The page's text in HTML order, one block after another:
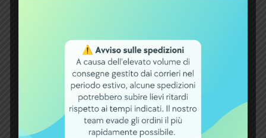
suoi prodotti. Ogni batteria viene
sottoposta a rigorosi test di
controllo prima di essere messa in
vendita, per verificare che rispetti
gli standard qualitativi desiderati.
Inoltre, è disponibile un servizio di
post-vendita che offre assistenza